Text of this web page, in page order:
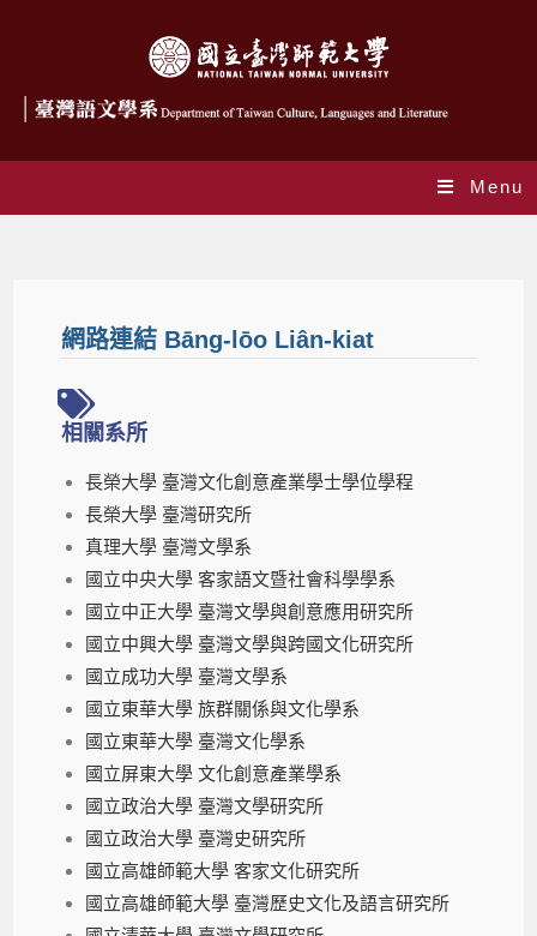
Menu
網路連結 Bāng-lōo Liân-kiat
相關系所
長榮大學 臺灣文化創意產業學士學位學程
長榮大學 臺灣研究所
真理大學 臺灣文學系
國立中央大學 客家語文暨社會科學學系
國立中正大學 臺灣文學與創意應用研究所
國立中興大學 臺灣文學與跨國文化研究所
國立成功大學 臺灣文學系
國立東華大學 族群關係與文化學系
國立東華大學 臺灣文化學系
國立屏東大學 文化創意產業學系
國立政治大學 臺灣文學研究所
國立政治大學 臺灣史研究所
國立高雄師範大學 客家文化研究所
國立高雄師範大學 臺灣歷史文化及語言研究所